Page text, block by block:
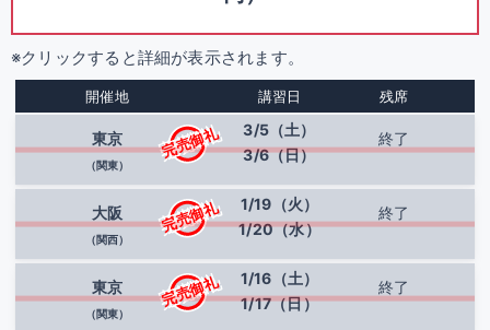
※クリックすると詳細が表示されます。
開催地 講習日 残席
東京
（関東）
完売御礼
3/5（土）
3/6（日）
終了
大阪
（関西）
完売御礼
1/19（火）
1/20（水）
終了
東京
（関東）
完売御礼
1/16（土）
1/17（日）
終了